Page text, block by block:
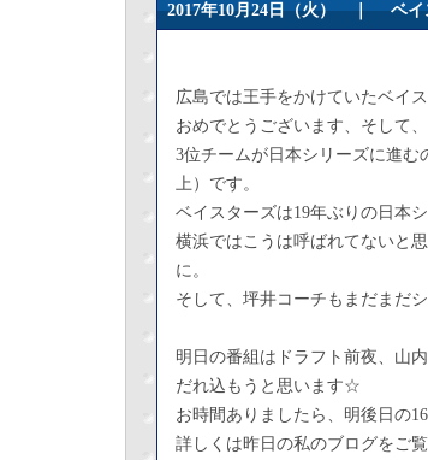
2017年10月24日（火） ｜ベイ
広島では王手をかけていたベイ
おめでとうございます、そして
3位チームが日本シリーズに進む
上）です。
ベイスターズは19年ぶりの日本
横浜ではこうは呼ばれてないと
に。
そして、坪井コーチもまだまだ
明日の番組はドラフト前夜、山
だれ込もうと思います☆
お時間ありましたら、明後日の
詳しくは昨日の私のブログをご覧